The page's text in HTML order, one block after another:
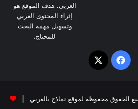
العربي. هدف الموقع هو
إثراء المحتوى العربي
وتسهيل مهمة البحث
للمحتاج.
فيسبوك
‫X